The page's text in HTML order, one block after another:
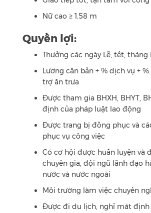
Nữ cao ≥ 1.58 m
Quyền lợi:
Thưởng các ngày Lễ, tết, tháng
Lương căn bản + % dịch vụ +
trợ ăn trưa
Được tham gia BHXH, BHYT,
định của pháp luật lao động
Được trang bị đồng phục và
phục vụ công việc
Có cơ hội được huấn luyện và
chuyên gia, đội ngũ lãnh đạo
nước và nước ngoài
Môi trường làm việc chuyên
Được đi du lịch, nghỉ mát định